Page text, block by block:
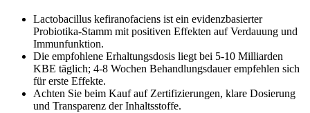
Lactobacillus kefiranofaciens ist ein evidenzbasierter
Probiotika-Stamm mit positiven Effekten auf Verdauung und
Immunfunktion.
Die empfohlene Erhaltungsdosis liegt bei 5-10 Milliarden
KBE täglich; 4-8 Wochen Behandlungsdauer empfehlen sich
für erste Effekte.
Achten Sie beim Kauf auf Zertifizierungen, klare Dosierung
und Transparenz der Inhaltsstoffe.